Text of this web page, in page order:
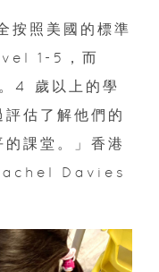
照美國的標準
1-5，而
4 歲以上的學
估了解他們的
課堂。」香港
Davies